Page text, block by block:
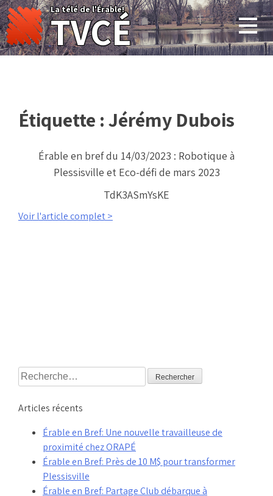
Skip
to
content
La télé de l'Érable!
TVCÉ
Étiquette :Jérémy Dubois
Érable en bref du 14/03/2023 : Robotique à
Plessisville et Eco-défi de mars 2023
TdK3ASmYsKE
Voir l'article complet >
Rechercher :
Articles récents
Érable en Bref: Une nouvelle travailleuse de
proximité chez ORAPÉ
Érable en Bref: Près de 10 M$ pour transformer
Plessisville
Érable en Bref: Partage Club débarque à